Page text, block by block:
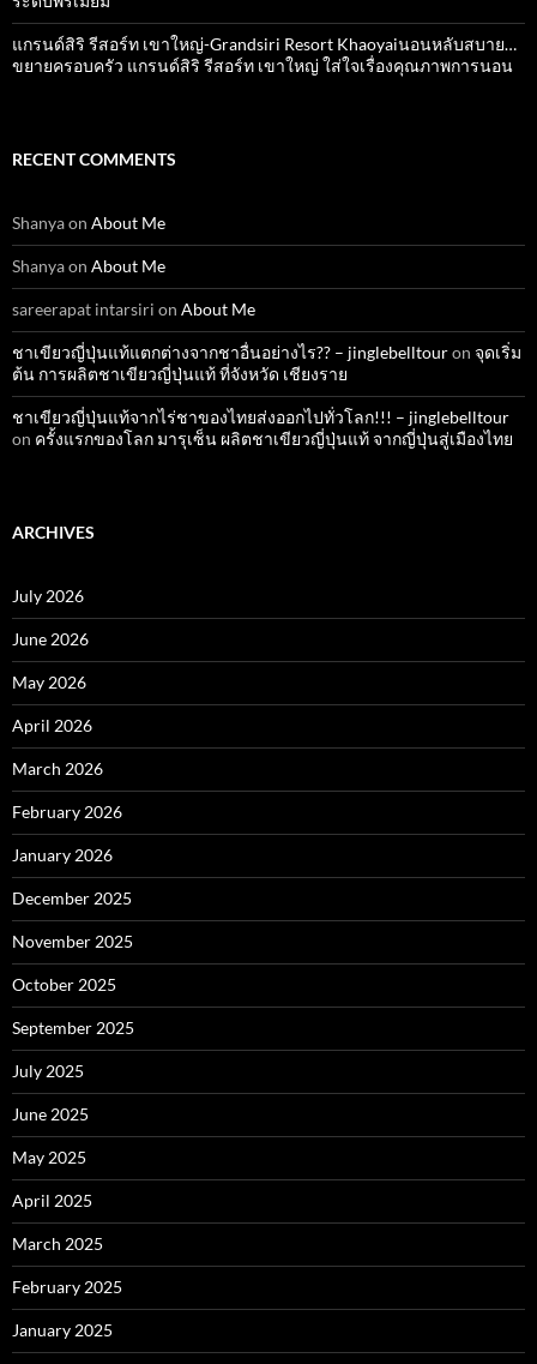
แกรนด์สิริ​ รีสอร์ท​ เขาใหญ่​-Grandsiri​ Resort​ Khaoyaiนอนหลับสบาย…
ขยายครอบครัว แกรนด์สิริ รีสอร์ท เขาใหญ่ ใส่ใจเรื่องคุณภาพการนอน
RECENT COMMENTS
Shanyaon About Me
Shanyaon About Me
sareerapat intarsiri on About Me
ชาเขียวญี่ปุ่นแท้แตกต่างจากชาอื่นอย่างไร?? – jinglebelltouron จุดเริ่ม
ต้น การผลิตชาเขียวญี่ปุ่นแท้ ที่จังหวัด เชียงราย
ชาเขียวญี่ปุ่นแท้จากไร่ชาของไทยส่งออกไปทั่วโลก!!! – jinglebelltour
on ครั้งแรกของโลก มารุเซ็น ผลิตชาเขียวญี่ปุ่นแท้ จากญี่ปุ่นสู่เมืองไทย
ARCHIVES
July 2026
June 2026
May 2026
April 2026
March 2026
February 2026
January 2026
December 2025
November 2025
October 2025
September 2025
July 2025
June 2025
May 2025
April 2025
March 2025
February 2025
January 2025